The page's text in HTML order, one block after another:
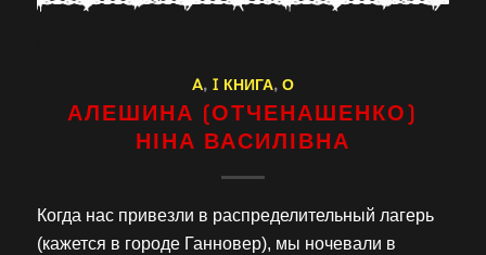
A, I КНИГА, О
АЛЕШИНА (ОТЧЕНАШЕНКО)
НІНА ВАСИЛІВНА
Когда нас привезли в распределительный лагерь
(кажется в городе Ганновер), мы ночевали в